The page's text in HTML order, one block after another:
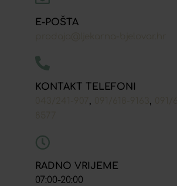
E-POŠTA
KONTAKT TELEFONI
, ,
RADNO VRIJEME
07:00-20:00